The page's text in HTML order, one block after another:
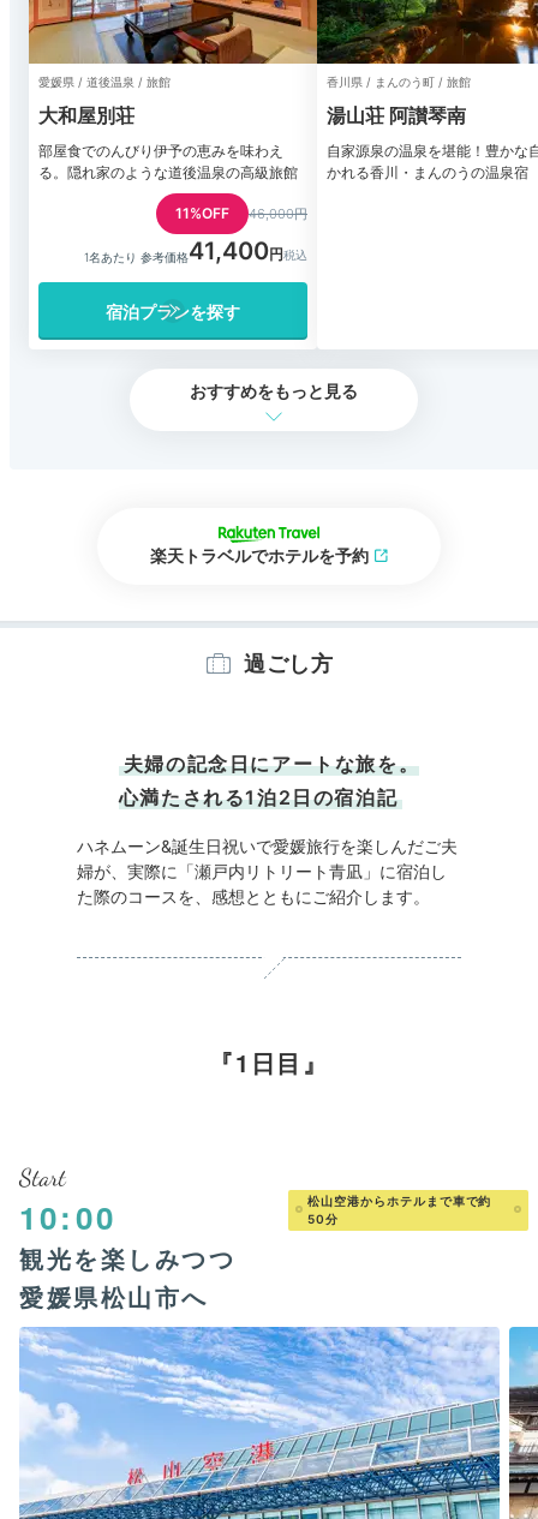
愛媛県 / 道後温泉 / 旅館
大和屋別荘
部屋食でのんびり伊予の恵みを味わえ
る。隠れ家のような道後温泉の高級旅館
11%OFF 46,000円
1名あたり 参考価格41,400
宿泊プランを探す
香川県 / まんのう町 / 旅館
湯山荘 阿讃琴南
自家源泉の温泉を堪能！豊かな
かれる香川・まんのうの温泉宿
おすすめをもっと見る
楽天トラベルでホテルを予約
過ごし方
夫婦の記念日にアートな旅を。
心満たされる1泊2日の宿泊記
ハネムーン&誕生日祝いで愛媛旅行を楽しんだご夫
婦が、実際に「瀬戸内リトリート青凪」に宿泊し
た際のコースを、感想とともにご紹介します。
1日目
Start
10:00
松山空港からホテルまで車で約
50分
観光を楽しみつつ
愛媛県松山市へ